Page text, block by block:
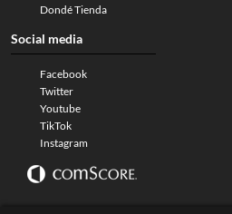
Dondé Tienda
Social media
Facebook
Twitter
Youtube
TikTok
Instagram